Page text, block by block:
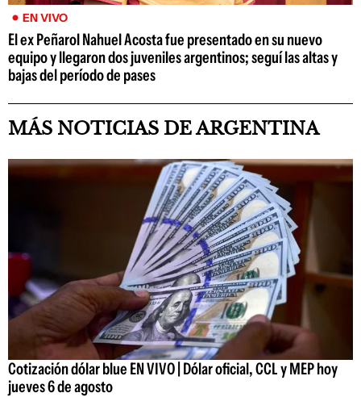
EN VIVO
El ex Peñarol Nahuel Acosta fue presentado en su nuevo
equipo y llegaron dos juveniles argentinos; seguí las altas y
bajas del período de pases
MÁS NOTICIAS DE ARGENTINA
Cotización dólar blue EN VIVO | Dólar oficial, CCL y MEP hoy
jueves 6 de agosto